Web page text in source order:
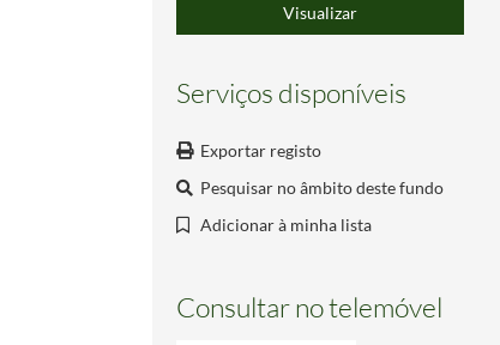
Visualizar
Serviços disponíveis
Exportar registo
Pesquisar no âmbito deste fundo
Adicionar à minha lista
Consultar no telemóvel